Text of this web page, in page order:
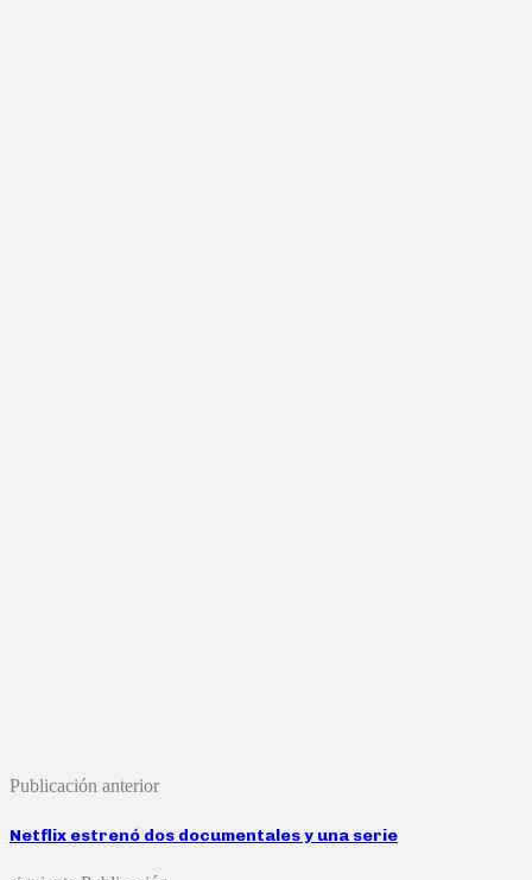
Publicación anterior
Netflix estrenó dos documentales y una serie